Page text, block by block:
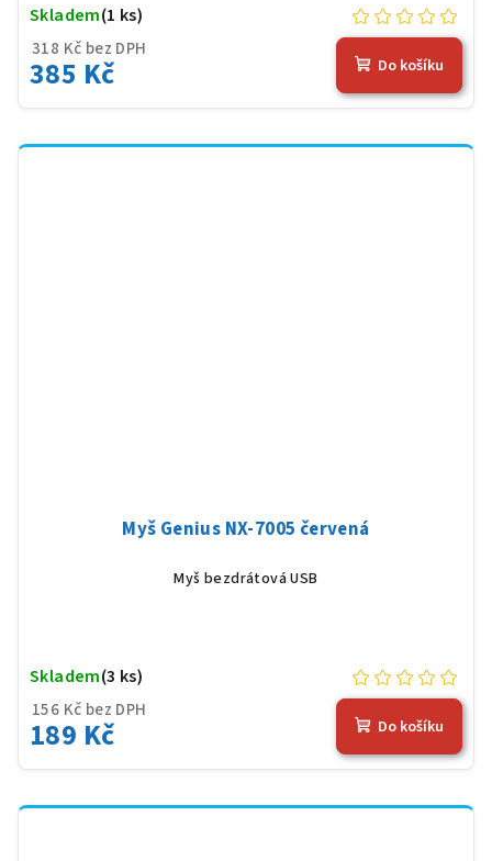
318 Kč bez DPH
385 Kč
Skladem(1 ks)
Do košíku
Myš Genius NX-7005 červená
Myš bezdrátová USB
156 Kč bez DPH
189 Kč
Skladem(3 ks)
Do košíku